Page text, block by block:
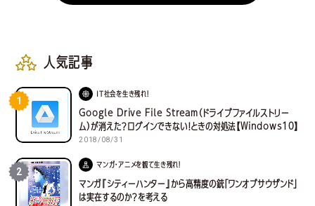
人気記事
1
IT社会を生き残れ！
Google Drive File Stream（ドライブファイルストリー
ム）が消えた？ログインできない！ときの対処法【Windows10】
2018/08/31
2
マンガ・アニメを観て生き残れ！
マンガ『シティーハンター』から高精度の銃「ワンオブサウザンド」
は実在するのか？を考える